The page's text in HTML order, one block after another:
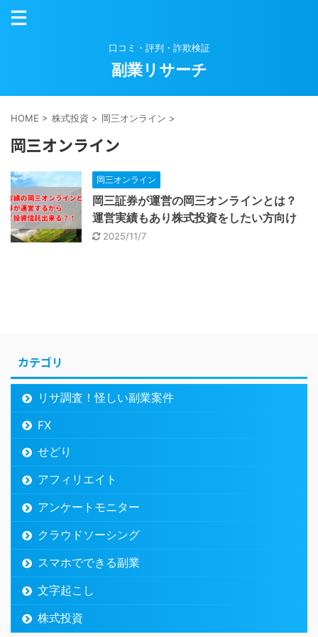
口コミ・評判・詐欺検証
副業リサーチ
HOME > 株式投資 > 岡三オンライン >
岡三オンライン
岡三オンライン
岡三証券が運営の岡三オンラインとは？
運営実績もあり株式投資をしたい方向け
2025/11/7
カテゴリ
リサ調査！怪しい副業案件
FX
せどり
アフィリエイト
アンケートモニター
クラウドソーシング
スマホでできる副業
文字起こし
株式投資